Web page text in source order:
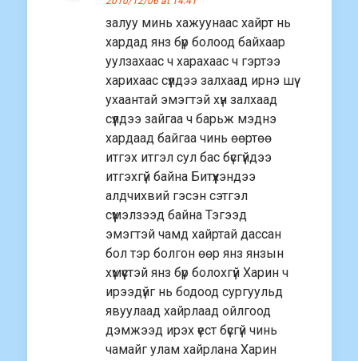
залуу минь хажуунаас хайрт нь
хардад янз бүр болоод байхаар
уулзахаас ч харахаас ч гэртээ
харихаас сүүлдээ залхаад ирнэ шүү
ухаантай эмэгтэй хүн залхаад
сүүлдээ зайгаа ч барьж мэднэ
хардаад байгаа чинь өөртөө
итгэх итгэл сул бас бүсгүйдээ
итгэхгүй байна Битүүхэндээ
алдчихвий гэсэн сэтгэл
сүүмэлзээд байна Тэгээд
эмэгтэй чамд хайртай дассан
бол тэр болгон өөр янз янзын
хүмүүстэй янз бүр болохгүй Харин ч
ирээдүйг нь бодоод сургуульд
явуулаад хайрлаад ойлгоод
дэмжээд ирэх үест бүсгүй чинь
чамайг улам хайрлана Харин